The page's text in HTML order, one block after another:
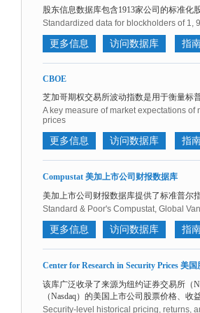
股东信息数据库包含1913家公司的标准化
Standardized data for blockholders of 1,
更多信息 访问数据库 指
CBOE
芝加哥期权交易所波动指数是用于衡量标
A key measure of market expectations
prices
更多信息 访问数据库 指
Compustat 美加上市公司财报数据库
美加上市公司财报数据库提供了标准普尔
Standard & Poor's Compustat, Global
更多信息 访问数据库 指
Center for Research in Security Prices 美
该库广泛收录了来源为纽约证券交易所（
（Nasdaq）的美国上市公司股票价格、收
Security-level historical pricing, returns,